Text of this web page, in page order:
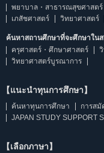
พยาบาล・สาธารณสุขศาสตร์
เภสัชศาสตร์
วิทยาศาสตร์
ค้นหาสถานศึกษาที่จะศึกษาใน
ครุศาสตร์・ศึกษาศาสตร์
วิทยาศาสตร์บูรณาการ
【แนะนำทุนการศึกษา】
ค้นหาทุนการศึกษา
การส
JAPAN STUDY SUPPORT
【เลือกภาษา】